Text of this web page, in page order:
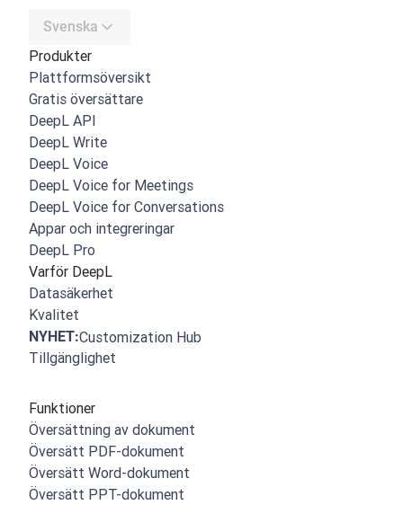
Svenska
Produkter
Plattformsöversikt
Gratis översättare
DeepL API
DeepL Write
DeepL Voice
DeepL Voice for Meetings
DeepL Voice for Conversations
Appar och integreringar
DeepL Pro
Varför DeepL
Datasäkerhet
Kvalitet
NYHET:Customization Hub
Tillgänglighet
Funktioner
Översättning av dokument
Översätt PDF-dokument
Översätt Word-dokument
Översätt PPT-dokument